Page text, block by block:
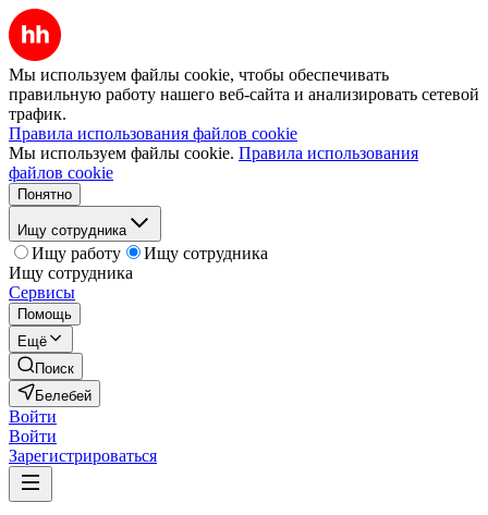
Мы используем файлы cookie, чтобы обеспечивать
правильную работу нашего веб-сайта и анализировать сетевой
трафик.
Правила использования файлов cookie
Мы используем файлы cookie. Правила использования
файлов cookie
Понятно
Ищу сотрудника
Ищу работу
Ищу сотрудника
Ищу сотрудника
Сервисы
Помощь
Ещё
Поиск
Белебей
Войти
Войти
Зарегистрироваться